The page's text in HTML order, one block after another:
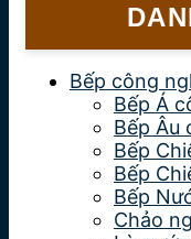
Bếp công
Bếp Á
Bếp Âu
Bếp
Bếp
Bếp
Chảo